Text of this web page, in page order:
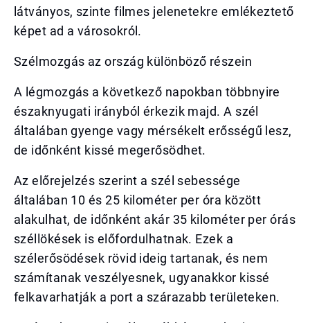
látványos, szinte filmes jelenetekre emlékeztető
képet ad a városokról.
Szélmozgás az ország különböző részein
A légmozgás a következő napokban többnyire
északnyugati irányból érkezik majd. A szél
általában gyenge vagy mérsékelt erősségű lesz,
de időnként kissé megerősödhet.
Az előrejelzés szerint a szél sebessége
általában 10 és 25 kilométer per óra között
alakulhat, de időnként akár 35 kilométer per órás
széllökések is előfordulhatnak. Ezek a
szélerősödések rövid ideig tartanak, és nem
számítanak veszélyesnek, ugyanakkor kissé
felkavarhatják a port a szárazabb területeken.